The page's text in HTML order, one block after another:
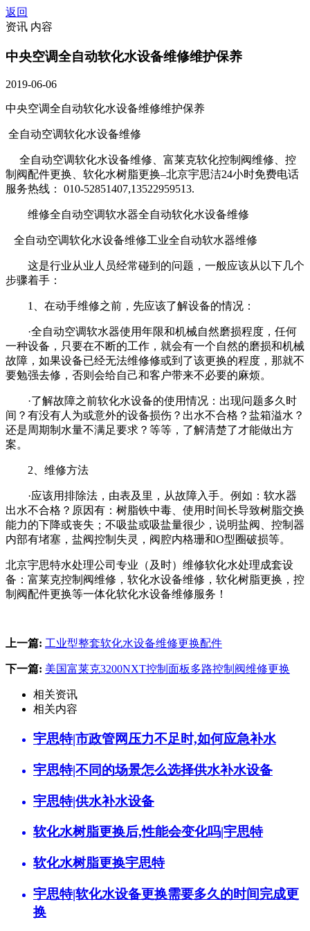
返回
资讯 内容
中央空调全自动软化水设备维修维护保养
2019-06-06
中央空调全自动软化水设备维修维护保养
全自动空调软化水设备维修
全自动空调软化水设备维修、富莱克软化控制阀维修、控
制阀配件更换、软化水树脂更换–北京宇思洁24小时免费电话
服务热线： 010-52851407,13522959513.
维修全自动空调软水器全自动软化水设备维修
全自动空调软化水设备维修工业全自动软水器维修
这是行业从业人员经常碰到的问题，一般应该从以下几个
步骤着手：
1、在动手维修之前，先应该了解设备的情况：
·全自动空调软水器使用年限和机械自然磨损程度，任何
一种设备，只要在不断的工作，就会有一个自然的磨损和机械
故障，如果设备已经无法维修修或到了该更换的程度，那就不
要勉强去修，否则会给自己和客户带来不必要的麻烦。
·了解故障之前软化水设备的使用情况：出现问题多久时
间？有没有人为或意外的设备损伤？出水不合格？盐箱溢水？
还是周期制水量不满足要求？等等，了解清楚了才能做出方
案。
2、维修方法
·应该用排除法，由表及里，从故障入手。例如：软水器
出水不合格？原因有：树脂铁中毒、使用时间长导致树脂交换
能力的下降或丧失；不吸盐或吸盐量很少，说明盐阀、控制器
内部有堵塞，盐阀控制失灵，阀腔内格珊和O型圈破损等。
北京宇思特水处理公司专业（及时）维修软化水处理成套设
备：富莱克控制阀维修，软化水设备维修，软化树脂更换，控
制阀配件更换等一体化软化水设备维修服务！
上一篇: 工业型整套软化水设备维修更换配件
下一篇: 美国富莱克3200NXT控制面板多路控制阀维修更换
相关资讯
相关内容
宇思特|市政管网压力不足时,如何应急补水
宇思特|不同的场景怎么选择供水补水设备
宇思特|供水补水设备
软化水树脂更换后,性能会变化吗|宇思特
软化水树脂更换宇思特
宇思特|软化水设备更换需要多久的时间完成更
换